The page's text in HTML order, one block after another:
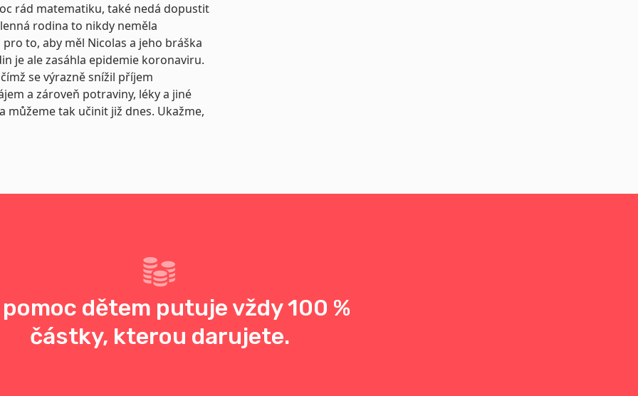
rád matematiku, také nedá dopustit
rodina to nikdy neměla
to, aby měl Nicolas a jeho bráška
je ale zasáhla epidemie koronaviru.
se výrazně snížil příjem
a zároveň potraviny, léky a jiné
tak učinit již dnes. Ukažme,
dětem putuje vždy 100 %
částky, kterou darujete.